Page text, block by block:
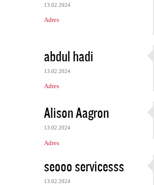
13.02.2024
Adres
abdul hadi
13.02.2024
Adres
Alison Aagron
13.02.2024
Adres
seooo servicesss
13.02.2024